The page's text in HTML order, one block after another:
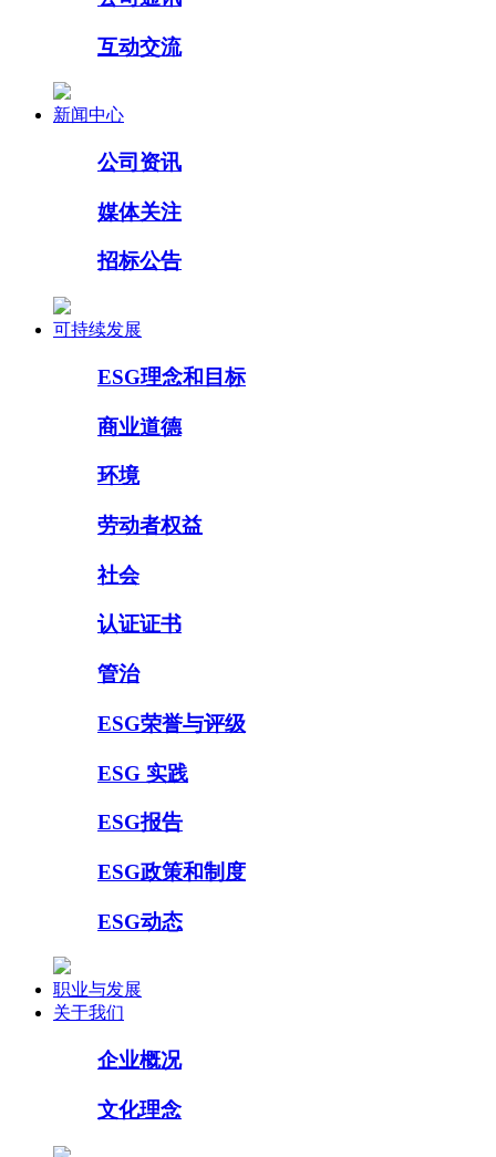
互动交流
新闻中心
公司资讯
媒体关注
招标公告
可持续发展
ESG理念和目标
商业道德
环境
劳动者权益
社会
认证证书
管治
ESG荣誉与评级
ESG 实践
ESG报告
ESG政策和制度
ESG动态
职业与发展
关于我们
企业概况
文化理念